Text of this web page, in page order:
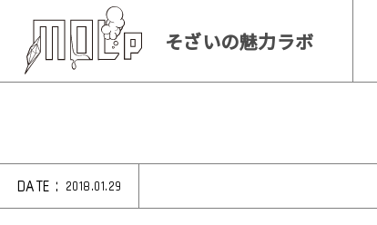
そざいの魅力ラボ
DATE : 2018.01.29